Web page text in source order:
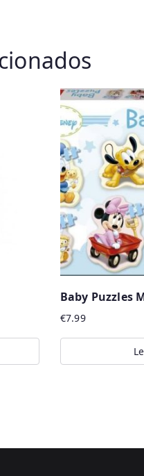
Baby Puzzles
€7.99